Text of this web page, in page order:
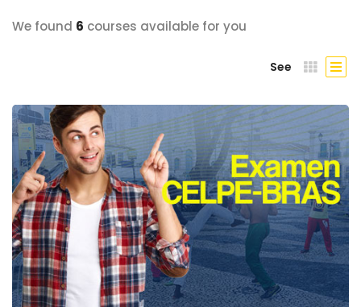
We found 6 courses available for you
See